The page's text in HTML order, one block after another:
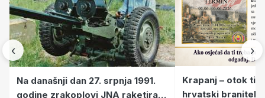
‹
Na današnji dan 27. srpnja 1991.
godine zrakoplovi JNA raketirali
Krapanj – otok
hrvatski branitelji
›